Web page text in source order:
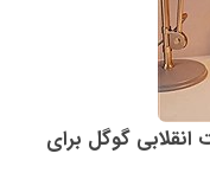
گوگل برای